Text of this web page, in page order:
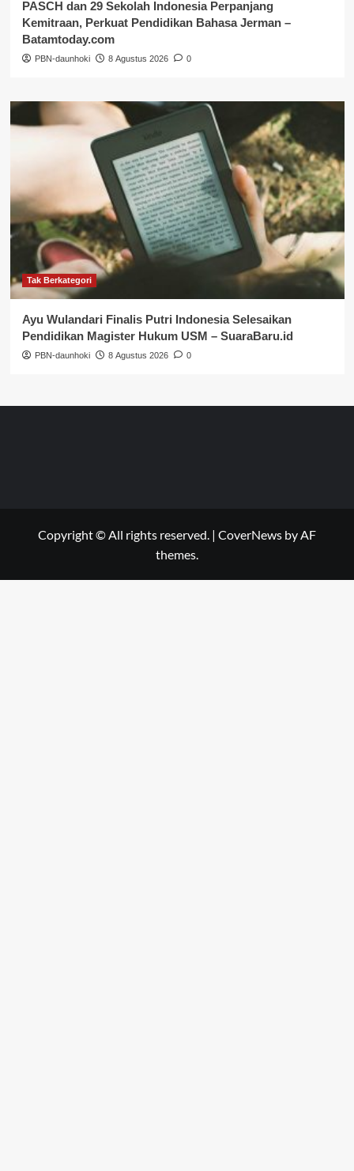
PASCH dan 29 Sekolah Indonesia Perpanjang
Kemitraan, Perkuat Pendidikan Bahasa Jerman –
Batamtoday.com
PBN-daunhoki 8 Agustus 2026 0
Tak Berkategori
Ayu Wulandari Finalis Putri Indonesia Selesaikan
Pendidikan Magister Hukum USM – SuaraBaru.id
PBN-daunhoki 8 Agustus 2026 0
Copyright © All rights reserved. | CoverNews by AF
themes.